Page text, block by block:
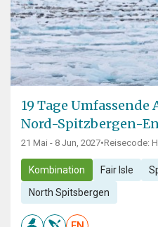
19 Tage
Nord-Spitzbergen-
21 Mai - 8 Jun, 2027•Reisecode:
Kombination Fair Isle
North Spitsbergen